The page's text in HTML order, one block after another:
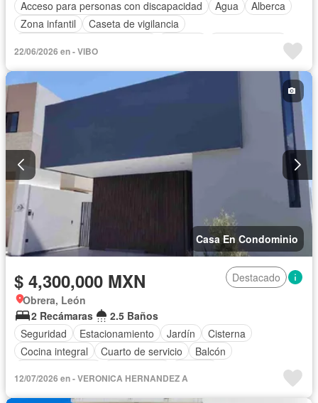
Acceso para personas con discapacidad Agua
Alberca
Zona infantil
Caseta de vigilancia
Electricidad
Estacionamiento
Recámara con closet
Sala polivalente
Seguridad
Televisión por cable
Zonas verdes
22/06/2026 en - VIBO
Casa En Condominio
$ 4,300,000 MXN
Destacado
Obrera, León
2 Recámaras
2.5 Baños
Seguridad
Estacionamiento Jardín
Cisterna
Cocina integral
Cuarto de servicio
Balcón
Aire acondicionado
Vista panorámica
12/07/2026 en - VERONICA HERNANDEZ A